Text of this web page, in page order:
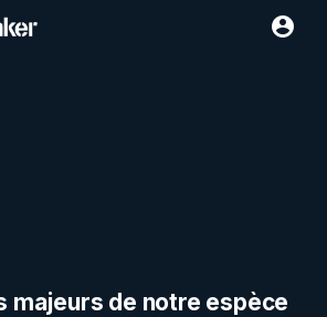
majeurs de notre espèce